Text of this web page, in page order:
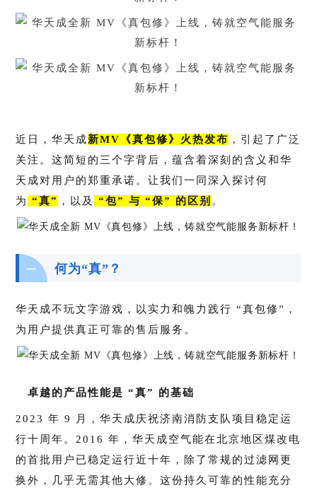
近日，华天成新MV《真包修》火热发布 ，引起了广泛
关注。这简短的三个字背后，蕴含着深刻的含义和华
天成对用户的郑重承诺。让我们一同深入探讨何
为 “真” ，以及 “包” 与 “保” 的区别 。
一 何为“真”？
华天成不玩文字游戏，以实力和魄力践行 “真包修”，
为用户提供真正可靠的售后服务。
卓越的产品性能是 “真” 的基础
2023 年 9 月，华天成庆祝济南消防支队项目稳定运
行十周年。2016 年，华天成空气能在北京地区煤改电
的首批用户已稳定运行近十年，除了常规的过滤网更
换外，几乎无需其他大修。这份持久可靠的性能充分